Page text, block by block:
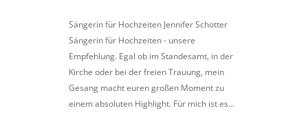
Sängerin für Hochzeiten Jennifer Schotter
Sängerin für Hochzeiten - unsere
Empfehlung. Egal ob im Standesamt, in der
Kirche oder bei der freien Trauung, mein
Gesang macht euren großen Moment zu
einem absoluten Highlight. Für mich ist es...